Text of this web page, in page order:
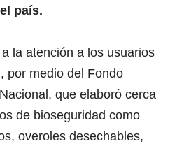
país.
la atención a los usuarios
por medio del Fondo
que elaboró cerca
de bioseguridad como
overoles desechables,